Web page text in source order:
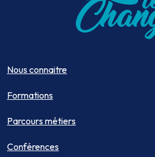
Nous connaitre
Formations
Parcours métiers
Conférences